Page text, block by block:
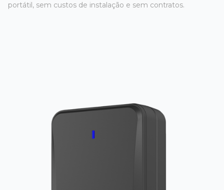
portátil, sem custos de instalação e sem contratos.